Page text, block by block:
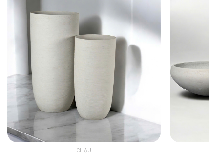
CHẬU